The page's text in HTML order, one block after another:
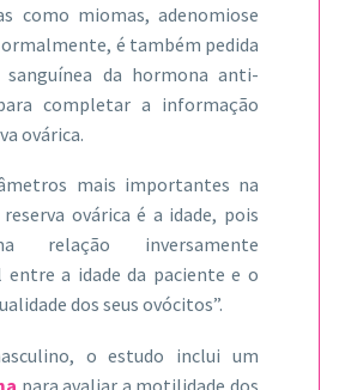
como miomas, adenomiose
é também pedida
sanguínea da hormona anti-
completar a informação
ovárica.
mais importantes na
ovárica é a idade, pois
relação inversamente
entre a idade da paciente e o
dos seus ovócitos”.
o estudo inclui um
para avaliar a motilidade dos